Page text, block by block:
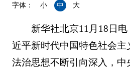
字体： 小 中 大
新华社北京11月18日
近平新时代中国特色社会
法治思想不断引向深入，